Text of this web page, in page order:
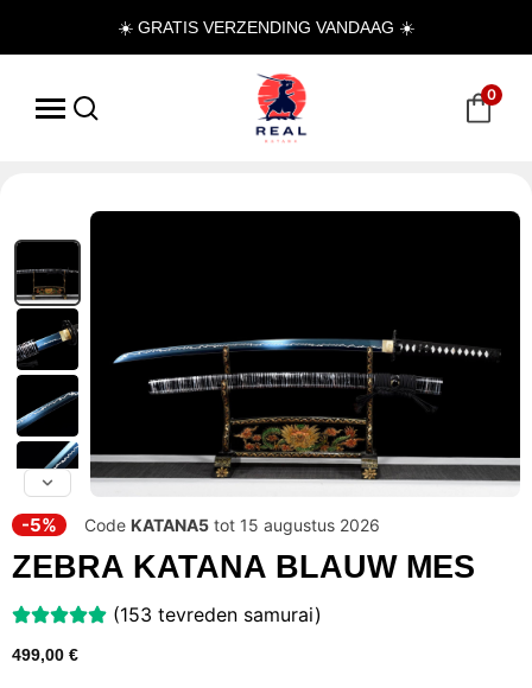
☀️ GRATIS VERZENDING VANDAAG ☀️
0
-5% Code KATANA5 tot 15 augustus 2026
ZEBRA KATANA BLAUW MES
(153 tevreden samurai)
499,00 €